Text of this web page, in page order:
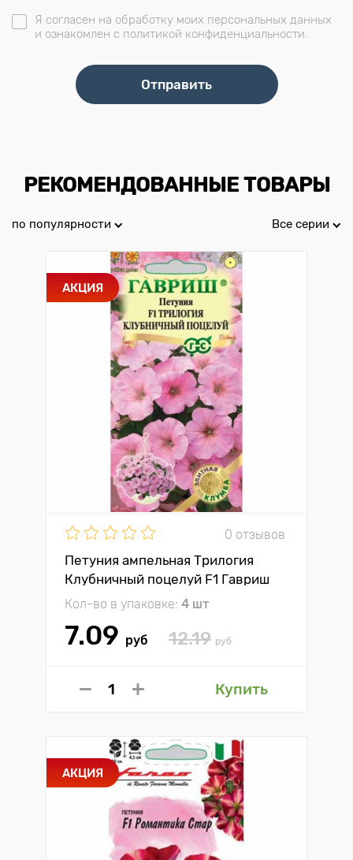
Я согласен на обработку моих персональных данных
и ознакомлен с политикой конфиденциальности.
РЕКОМЕНДОВАННЫЕ ТОВАРЫ
по популярности Все серии
АКЦИЯ
0 отзывов
Петуния ампельная Трилогия
Клубничный поцелуй F1 Гавриш
Кол-во в упаковке: 4 шт
7.09 руб 12.19 руб
Купить
АКЦИЯ